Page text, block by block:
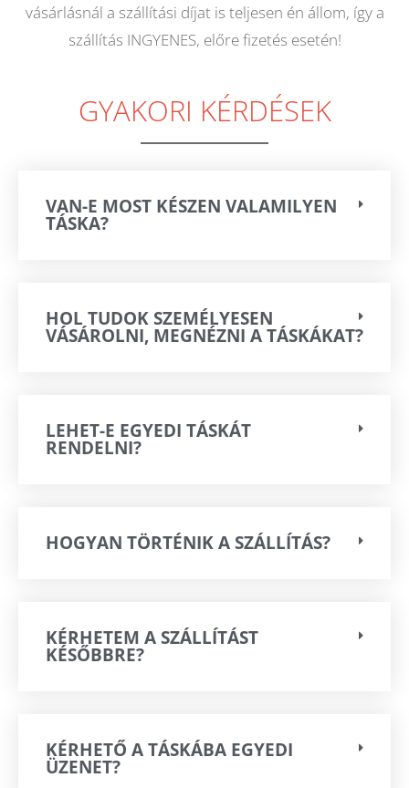
vásárlásnál a szállítási díjat is teljesen én állom, így a
szállítás INGYENES, előre fizetés esetén!
GYAKORI KÉRDÉSEK
VAN-E MOST KÉSZEN VALAMILYEN
TÁSKA?
HOL TUDOK SZEMÉLYESEN
VÁSÁROLNI, MEGNÉZNI A TÁSKÁKAT?
LEHET-E EGYEDI TÁSKÁT
RENDELNI?
HOGYAN TÖRTÉNIK A SZÁLLÍTÁS?
KÉRHETEM A SZÁLLÍTÁST
KÉSŐBBRE?
KÉRHETŐ A TÁSKÁBA EGYEDI
ÜZENET?